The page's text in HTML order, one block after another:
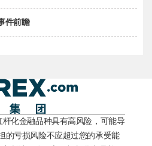
件前瞻
化金融品种具有高风险，可能导
的亏损风险不应超过您的承受能